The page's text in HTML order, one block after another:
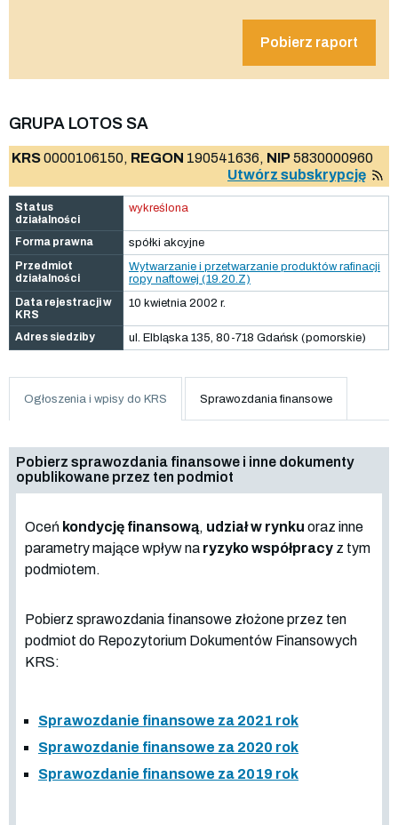
Pobierz raport
GRUPA LOTOS SA
KRS0000106150, REGON 190541636, NIP5830000960
Utwórz subskrypcję
Status
działalności
wykreślona
Forma prawna
spółki akcyjne
Przedmiot
działalności
Wytwarzanie i przetwarzanie produktów rafinacji
ropy naftowej (19.20.Z)
Data rejestracji w
KRS
10 kwietnia 2002 r.
Adres siedziby ul. Elbląska 135, 80-718 Gdańsk (pomorskie)
Ogłoszenia i wpisy do KRS Sprawozdania finansowe
Pobierz sprawozdania finansowe i inne dokumenty
opublikowane przez ten podmiot
Oceń kondycję finansową, udział w rynku oraz inne
parametry mające wpływ na ryzyko współpracy z tym
podmiotem.
Pobierz sprawozdania finansowe złożone przez ten
podmiot do Repozytorium Dokumentów Finansowych
KRS:
Sprawozdanie finansowe za 2021 rok
Sprawozdanie finansowe za 2020 rok
Sprawozdanie finansowe za 2019 rok